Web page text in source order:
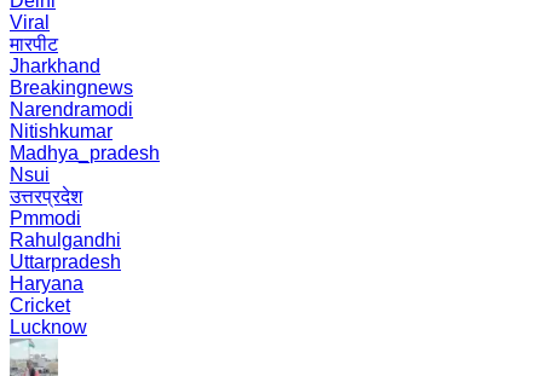
Viral
मारपीट
Jharkhand
Breakingnews
Narendramodi
Nitishkumar
Madhya_pradesh
Nsui
उत्तरप्रदेश
Pmmodi
Rahulgandhi
Uttarpradesh
Haryana
Cricket
Lucknow